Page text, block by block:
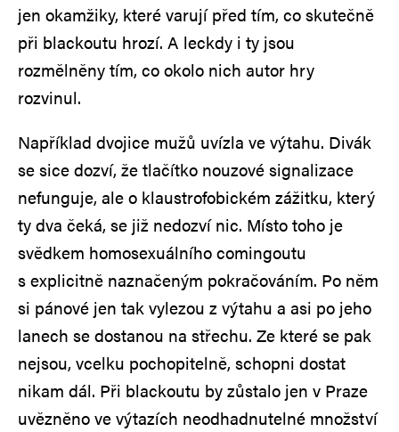
jen okamžiky, které varují před tím, co skutečně
při blackoutu hrozí. A leckdy i ty jsou
rozmělněny tím, co okolo nich autor hry
rozvinul.
Například dvojice mužů uvízla ve výtahu. Divák
se sice dozví, že tlačítko nouzové signalizace
nefunguje, ale o klaustrofobickém zážitku, který
ty dva čeká, se již nedozví nic. Místo toho je
svědkem homosexuálního comingoutu
s explicitně naznačeným pokračováním. Po něm
si pánové jen tak vylezou z výtahu a asi po jeho
lanech se dostanou na střechu. Ze které se pak
nejsou, vcelku pochopitelně, schopni dostat
nikam dál. Při blackoutu by zůstalo jen v Praze
uvězněno ve výtazích neodhadnutelné množství